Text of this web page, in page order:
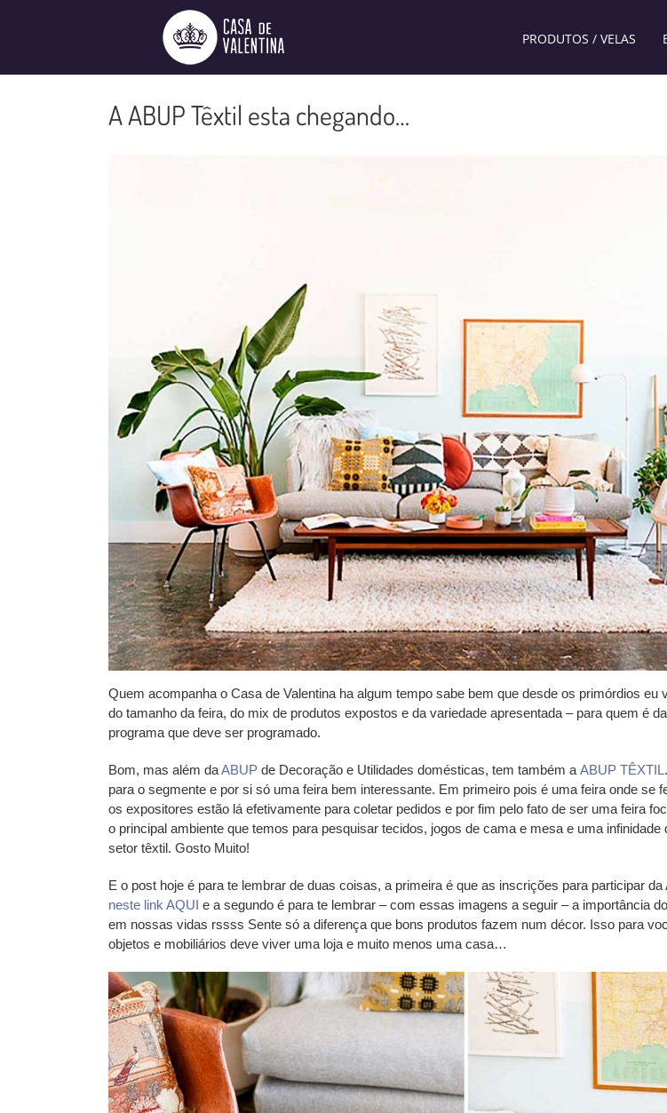
PRODUTOS / VELAS
A ABUP Têxtil esta chegando…
Quem acompanha o Casa de Valentina ha algum tempo sabe bem que desde os primórdios eu
do tamanho da feira, do mix de produtos expostos e da variedade apresentada – para quem é
programa que deve ser programado.
Bom, mas além daABUP de Decoração e Utilidades domésticas, tem também a ABUP TÊXTIL
para o segmente e por si só uma feira bem interessante. Em primeiro pois é uma feira onde se
os expositores estão lá efetivamente para coletar pedidos e por fim pelo fato de ser uma feira
o principal ambiente que temos para pesquisar tecidos, jogos de cama e mesa e uma infinidade
setor têxtil. Gosto Muito!
E o post hoje é para te lembrar de duas coisas, a primeira é que as inscrições para participar
neste link AQUI e a segundo é para te lembrar – com essas imagens a seguir – a importância
em nossas vidas rssss Sente só a diferença que bons produtos fazem num décor. Isso para
objetos e mobiliários deve viver uma loja e muito menos uma casa…